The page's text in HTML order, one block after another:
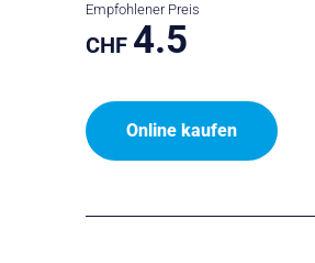
Empfohlener Preis
CHF 4.5
Online kaufen